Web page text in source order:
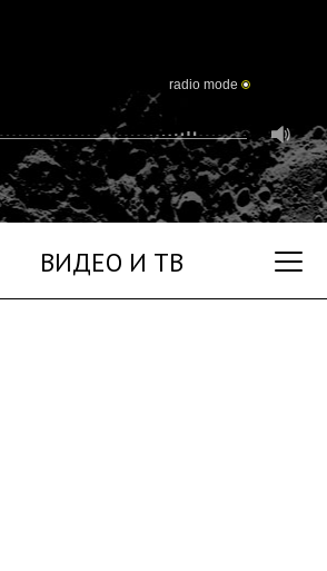
ВИДЕО И ТВ
radio mode